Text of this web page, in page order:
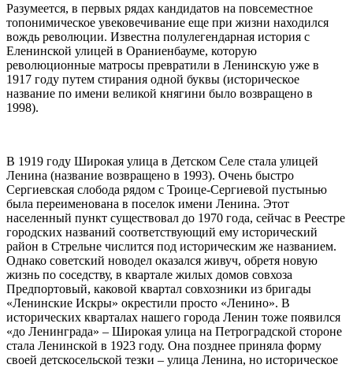
Разумеется, в первых рядах кандидатов на повсеместное
топонимическое увековечивание еще при жизни находился
вождь революции. Известна полулегендарная история с
Еленинской улицей в Ораниенбауме, которую
революционные матросы превратили в Ленинскую уже в
1917 году путем стирания одной буквы (историческое
название по имени великой княгини было возвращено в
1998).
В 1919 году Широкая улица в Детском Селе стала улицей
Ленина (название возвращено в 1993). Очень быстро
Сергиевская слобода рядом с Троице-Сергиевой пустынью
была переименована в поселок имени Ленина. Этот
населенный пункт существовал до 1970 года, сейчас в Реестре
городских названий соответствующий ему исторический
район в Стрельне числится под историческим же названием.
Однако советский новодел оказался живуч, обретя новую
жизнь по соседству, в квартале жилых домов совхоза
Предпортовый, каковой квартал совхозники из бригады
«Ленинские Искры» окрестили просто «Ленино». В
исторических кварталах нашего города Ленин тоже появился
«до Ленинграда» – Широкая улица на Петроградской стороне
стала Ленинской в 1923 году. Она позднее приняла форму
своей детскосельской тезки – улица Ленина, но историческое